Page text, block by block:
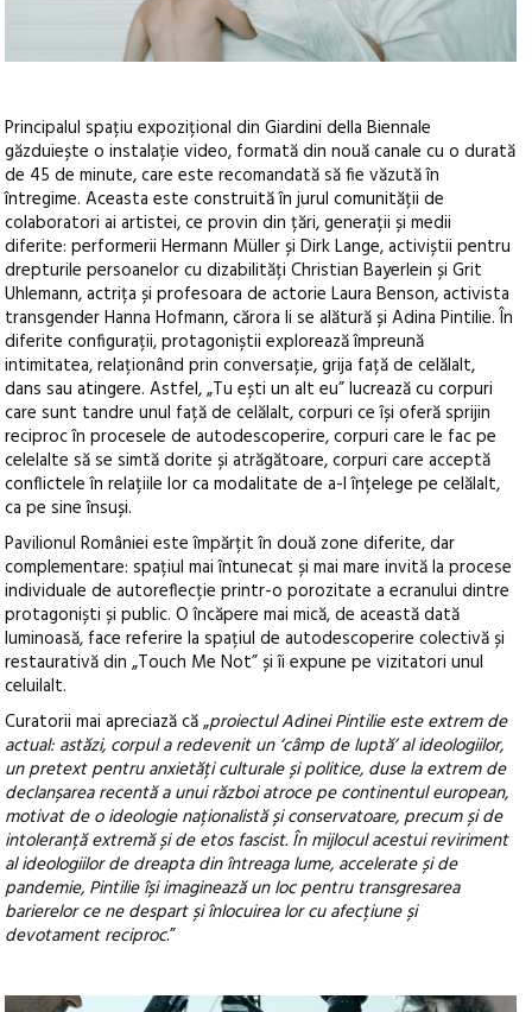
Principalul spațiu expozițional din Giardini della Biennale
găzduiește o instalație video, formată din nouă canale cu o durată
de 45 de minute, care este recomandată să fie văzută în
întregime. Aceasta este construită în jurul comunității de
colaboratori ai artistei, ce provin din țări, generații și medii
diferite: performerii Hermann Müller și Dirk Lange, activiștii pentru
drepturile persoanelor cu dizabilități Christian Bayerlein și Grit
Uhlemann, actrița și profesoara de actorie Laura Benson, activista
transgender Hanna Hofmann, cărora li se alătură și Adina Pintilie. În
diferite configurații, protagoniștii explorează împreună
intimitatea, relaționând prin conversație, grija față de celălalt,
dans sau atingere. Astfel, „Tu ești un alt eu” lucrează cu corpuri
care sunt tandre unul față de celălalt, corpuri ce își oferă sprijin
reciproc în procesele de autodescoperire, corpuri care le fac pe
celelalte să se simtă dorite și atrăgătoare, corpuri care acceptă
conflictele în relațiile lor ca modalitate de a-l înțelege pe celălalt,
ca pe sine însuși.
Pavilionul României este împărțit în două zone diferite, dar
complementare: spațiul mai întunecat și mai mare invită la procese
individuale de autoreflecție printr-o porozitate a ecranului dintre
protagoniști și public. O încăpere mai mică, de această dată
luminoasă, face referire la spațiul de autodescoperire colectivă și
restaurativă din „Touch Me Not” și îi expune pe vizitatori unul
celuilalt.
Curatorii mai apreciază că „proiectul Adinei Pintilie este extrem de
actual: astăzi, corpul a redevenit un ‘câmp de luptă’ al ideologiilor,
un pretext pentru anxietăți culturale și politice, duse la extrem de
declanșarea recentă a unui război atroce pe continentul european,
motivat de o ideologie naționalistă și conservatoare, precum și de
intoleranță extremă și de etos fascist. În mijlocul acestui reviriment
al ideologiilor de dreapta din întreaga lume, accelerate și de
pandemie, Pintilie își imaginează un loc pentru transgresarea
barierelor ce ne despart și înlocuirea lor cu afecțiune și
devotament reciproc.”